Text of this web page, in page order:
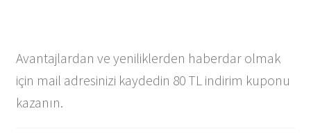
Avantajlardan ve yeniliklerden haberdar olmak
için mail adresinizi kaydedin 80 TL indirim kuponu
kazanın.